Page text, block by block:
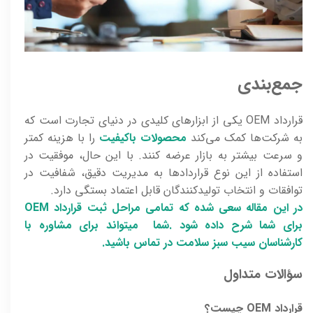
جمع‌بندی
قرارداد OEM یکی از ابزارهای کلیدی در دنیای تجارت است که
به شرکت‌ها کمک می‌کند محصولات باکیفیت را با هزینه کمتر
و سرعت بیشتر به بازار عرضه کنند. با این حال، موفقیت در
استفاده از این نوع قراردادها به مدیریت دقیق، شفافیت در
توافقات و انتخاب تولیدکنندگان قابل اعتماد بستگی دارد.
در این مقاله سعی شده که تمامی مراحل ثبت قرارداد OEM
برای شما شرح داده شود .شما میتواند برای مشاوره با
کارشناسان سیب سبز سلامت در تماس باشید.
سؤالات متداول
قرارداد OEM چیست؟